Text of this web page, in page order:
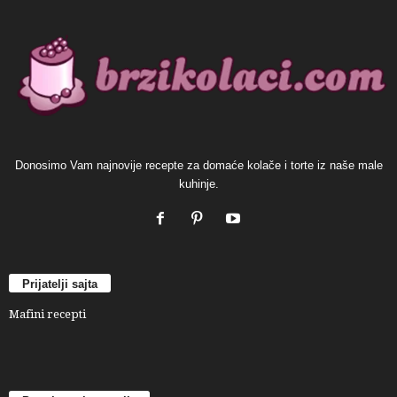
Donosimo Vam najnovije recepte za domaće kolače i torte iz naše male
kuhinje.
Prijatelji sajta
Mafini recepti